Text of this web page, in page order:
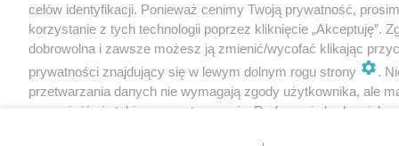
celów identyfikacji. Ponieważ cenimy Twoją prywatność,
korzystanie z tych technologii poprzez kliknięcie „Akceptuję”.
dobrowolna i zawsze możesz ją zmienić/wycofać klikając
prywatności znajdujący się w lewym dolnym rogu strony
.
przetwarzania danych nie wymagają zgody użytkownika, ale
sprzeciwić się takiemu przetwarzaniu. Preferencje będą miały